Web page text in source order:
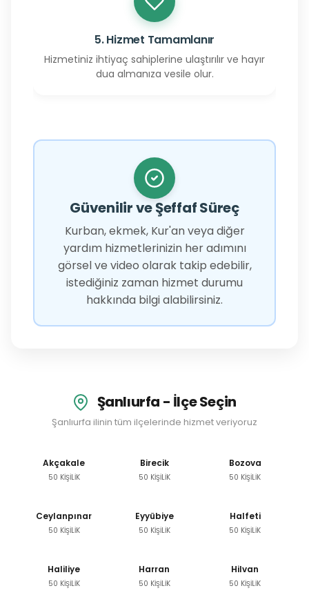
5. Hizmet Tamamlanır
Hizmetiniz ihtiyaç sahiplerine ulaştırılır ve hayır
dua almanıza vesile olur.
Güvenilir ve Şeffaf Süreç
Kurban, ekmek, Kur'an veya diğer
yardım hizmetlerinizin her adımını
görsel ve video olarak takip edebilir,
istediğiniz zaman hizmet durumu
hakkında bilgi alabilirsiniz.
Şanlıurfa - İlçe Seçin
Şanlıurfa ilinin tüm ilçelerinde hizmet veriyoruz
Akçakale
50 KİŞİLİK
Birecik
50 KİŞİLİK
Bozova
50 KİŞİLİK
Ceylanpınar
50 KİŞİLİK
Eyyübiye
50 KİŞİLİK
Halfeti
50 KİŞİLİK
Haliliye
50 KİŞİLİK
Harran
50 KİŞİLİK
Hilvan
50 KİŞİLİK